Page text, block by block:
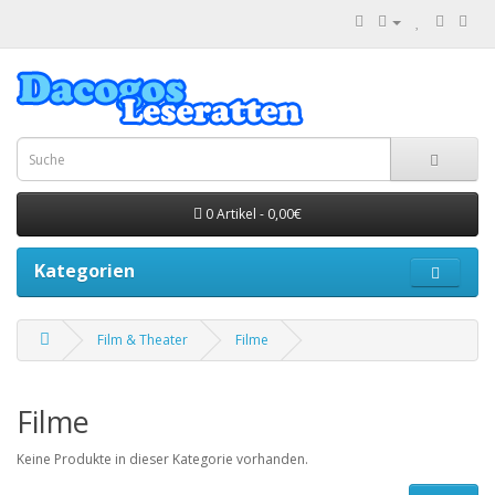
0 Artikel - 0,00€
Kategorien
Film & Theater Filme
Filme
Keine Produkte in dieser Kategorie vorhanden.